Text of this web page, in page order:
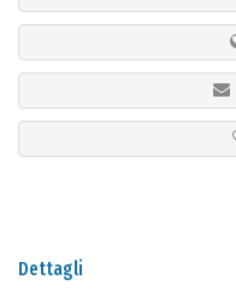
Dettagli